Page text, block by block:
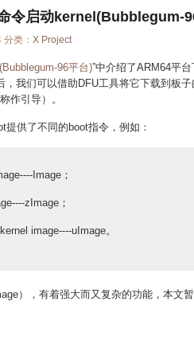
令启动kernel(Bubblegum-
类： X Project
96平台)”中介绍了ARM64平
，我们可以借助DFU工具将它下载到板
作引导）。
供了不同的boot指令，例如：
Image；
zImage；
image----uImage。
），有着强大而又复杂的功能，本文